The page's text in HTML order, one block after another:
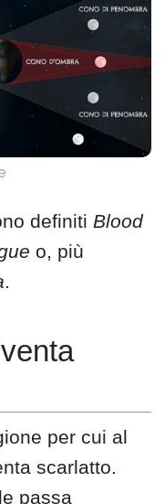
definiti Blood
o, più
.
per cui al
scarlatto.
passa